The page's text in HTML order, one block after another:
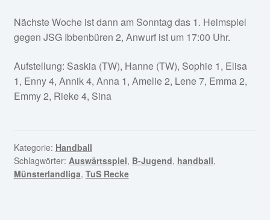
Nächste Woche ist dann am Sonntag das 1. Heimspiel
gegen JSG Ibbenbüren 2, Anwurf ist um 17:00 Uhr.
Aufstellung: Saskia (TW), Hanne (TW), Sophie 1, Elisa
1, Enny 4, Annik 4, Anna 1, Amelie 2, Lene 7, Emma 2,
Emmy 2, Rieke 4, Sina
Kategorie: Handball
Schlagwörter: Auswärtsspiel, B-Jugend, handball,
Münsterlandliga, TuS Recke